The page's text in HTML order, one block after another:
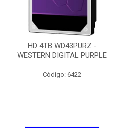
HD 4TB WD43PURZ -
WESTERN DIGITAL PURPLE
Código: 6422